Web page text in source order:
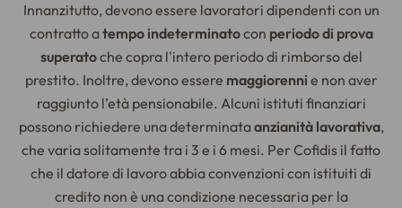
Innanzitutto, devono essere lavoratori dipendenti con un
contratto atempo indeterminatocon periodo di prova
superatoche copra l'intero periodo di rimborso del
prestito. Inoltre, devono essere maggiorenni e non aver
raggiunto l’età pensionabile. Alcuni istituti finanziari
possono richiedere una determinataanzianità lavorativa,
che varia solitamente tra i 3 e i 6 mesi. Per Cofidis il fatto
che il datore di lavoro abbia convenzioni con istituiti di
credito non è una condizione necessaria per la